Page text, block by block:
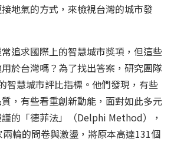
地氣的方式，來檢視台灣的城市發
追求國際上的智慧城市獎項，但這些
於台灣嗎？為了找出答案，研究團隊
智慧城市評比指標。他們發現，有些
，有些看重創新動能，面對如此多元
的「德菲法」（Delphi Method），
輪的問卷與激盪，將原本高達131個